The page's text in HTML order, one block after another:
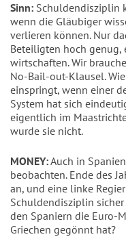
Sinn: Schuldendisziplin
wenn die Gläubiger
verlieren können. Nur
Beteiligten hoch
wirtschaften. Wir
No-Bail-out-Klausel.
einspringt, wenn einer
System hat sich
eigentlich im
wurde sie nicht.
MONEY:Auch in
beobachten. Ende des
an, und eine linke
Schuldendisziplin
den Spaniern die Euro-
Griechen gegönnt hat?